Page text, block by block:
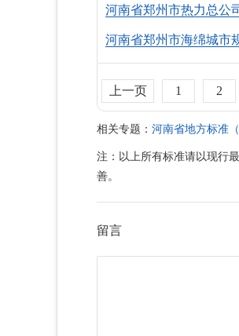
河南省郑州市热力总公
河南省郑州市海绵城市
上一页 1 2
相关专题： 河南省地方标准
注：以上所有标准请以现行
善。
留言